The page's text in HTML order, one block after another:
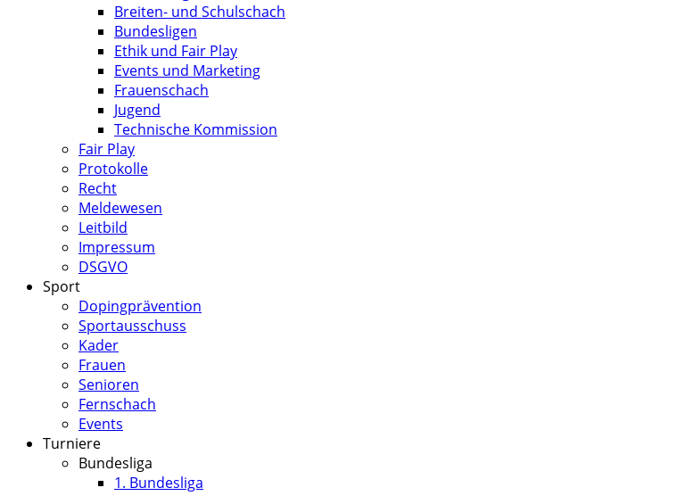
Breiten- und Schulschach
Bundesligen
Ethik und Fair Play
Events und Marketing
Frauenschach
Jugend
Technische Kommission
Fair Play
Protokolle
Recht
Meldewesen
Leitbild
Impressum
DSGVO
Sport
Dopingprävention
Sportausschuss
Kader
Frauen
Senioren
Fernschach
Events
Turniere
Bundesliga
1. Bundesliga